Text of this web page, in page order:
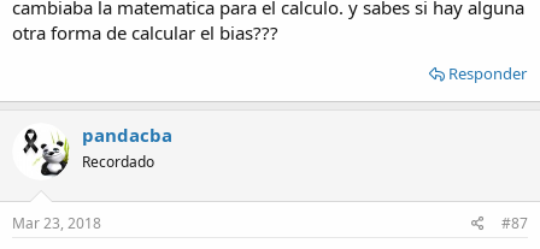
cambiaba la matematica para el calculo. y sabes si hay alguna
otra forma de calcular el bias???
Responder
pandacba
Recordado
Mar 23, 2018 #87